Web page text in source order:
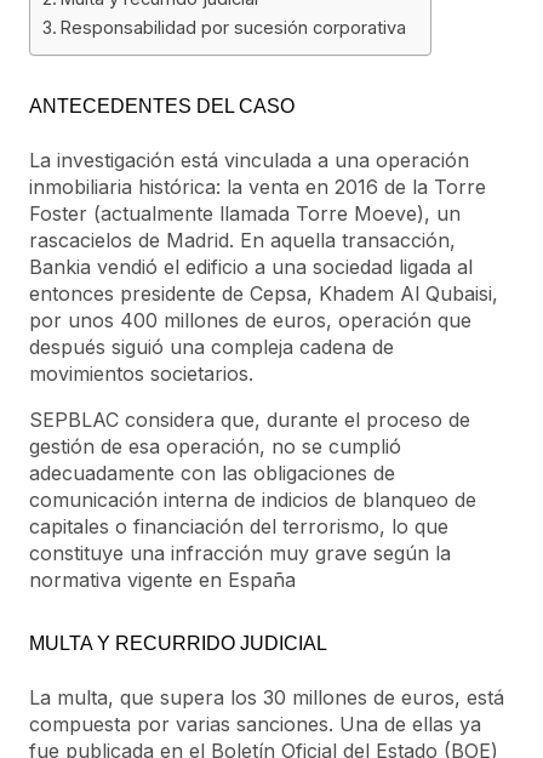
Responsabilidad por sucesión corporativa
ANTECEDENTES DEL CASO
La investigación está vinculada a una operación
inmobiliaria histórica: la venta en 2016 de la Torre
Foster (actualmente llamada Torre Moeve), un
rascacielos de Madrid. En aquella transacción,
Bankia vendió el edificio a una sociedad ligada al
entonces presidente de Cepsa, Khadem Al Qubaisi,
por unos 400 millones de euros, operación que
después siguió una compleja cadena de
movimientos societarios.
SEPBLAC considera que, durante el proceso de
gestión de esa operación, no se cumplió
adecuadamente con las obligaciones de
comunicación interna de indicios de blanqueo de
capitales o financiación del terrorismo, lo que
constituye una infracción muy grave según la
normativa vigente en España
MULTA Y RECURRIDO JUDICIAL
La multa, que supera los 30 millones de euros, está
compuesta por varias sanciones. Una de ellas ya
fue publicada en el Boletín Oficial del Estado (BOE)